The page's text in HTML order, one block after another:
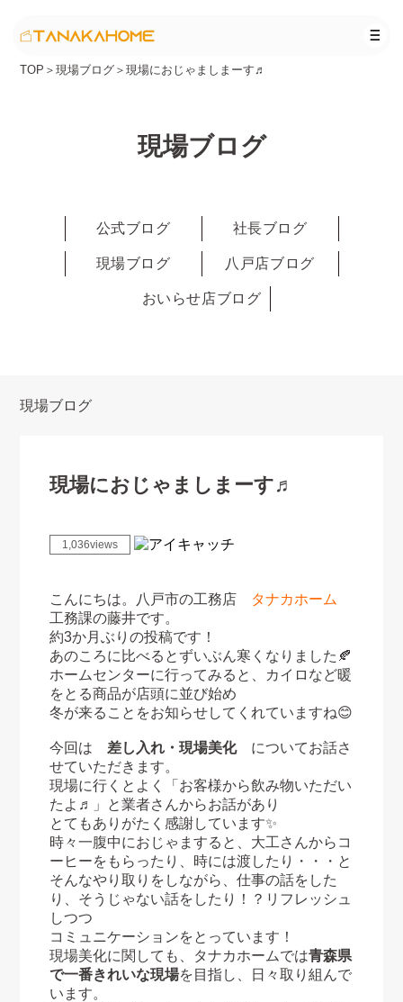
TOP ＞現場ブログ ＞現場におじゃましまーす♬
現場ブログ
公式ブログ 社長ブログ
現場ブログ 八戸店ブログ
おいらせ店ブログ
現場ブログ
現場におじゃましまーす♬
1,036views
こんにちは。八戸市の工務店
タナカホーム
工務課の藤井です。
約3か月ぶりの投稿です！
あのころに比べるとずいぶん寒くなりました🍂
ホームセンターに行ってみると、カイロなど暖
をとる商品が店頭に並び始め
冬が来ることをお知らせしてくれていますね😊
今回は 差し入れ・現場美化 についてお話さ
せていただきます。
現場に行くとよく「お客様から飲み物いただい
たよ♬」と業者さんからお話があり
とてもありがたく感謝しています✨
時々一腹中におじゃますると、大工さんからコ
ーヒーをもらったり、時には渡したり・・・と
そんなやり取りをしながら、仕事の話をした
り、そうじゃない話をしたり！？リフレッシュ
しつつ
コミュニケーションをとっています！
現場美化に関しても、タナカホームでは青森県
で一番きれいな現場を目指し、日々取り組んで
います。